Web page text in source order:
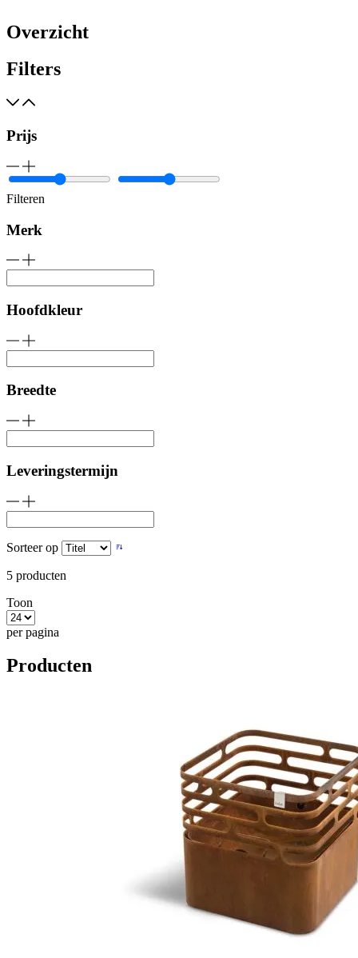
Overzicht
Filters
Prijs
Filteren
Merk
Hoofdkleur
Breedte
Leveringstermijn
Sorteer op
5 producten
Toon
per pagina
Producten